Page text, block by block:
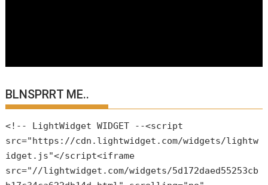
BLNSPRRT ME..
<!-- LightWidget WIDGET --<script
src="https://cdn.lightwidget.com/widgets/lightw
idget.js"</script<iframe
src="//lightwidget.com/widgets/5d172daed55253cb